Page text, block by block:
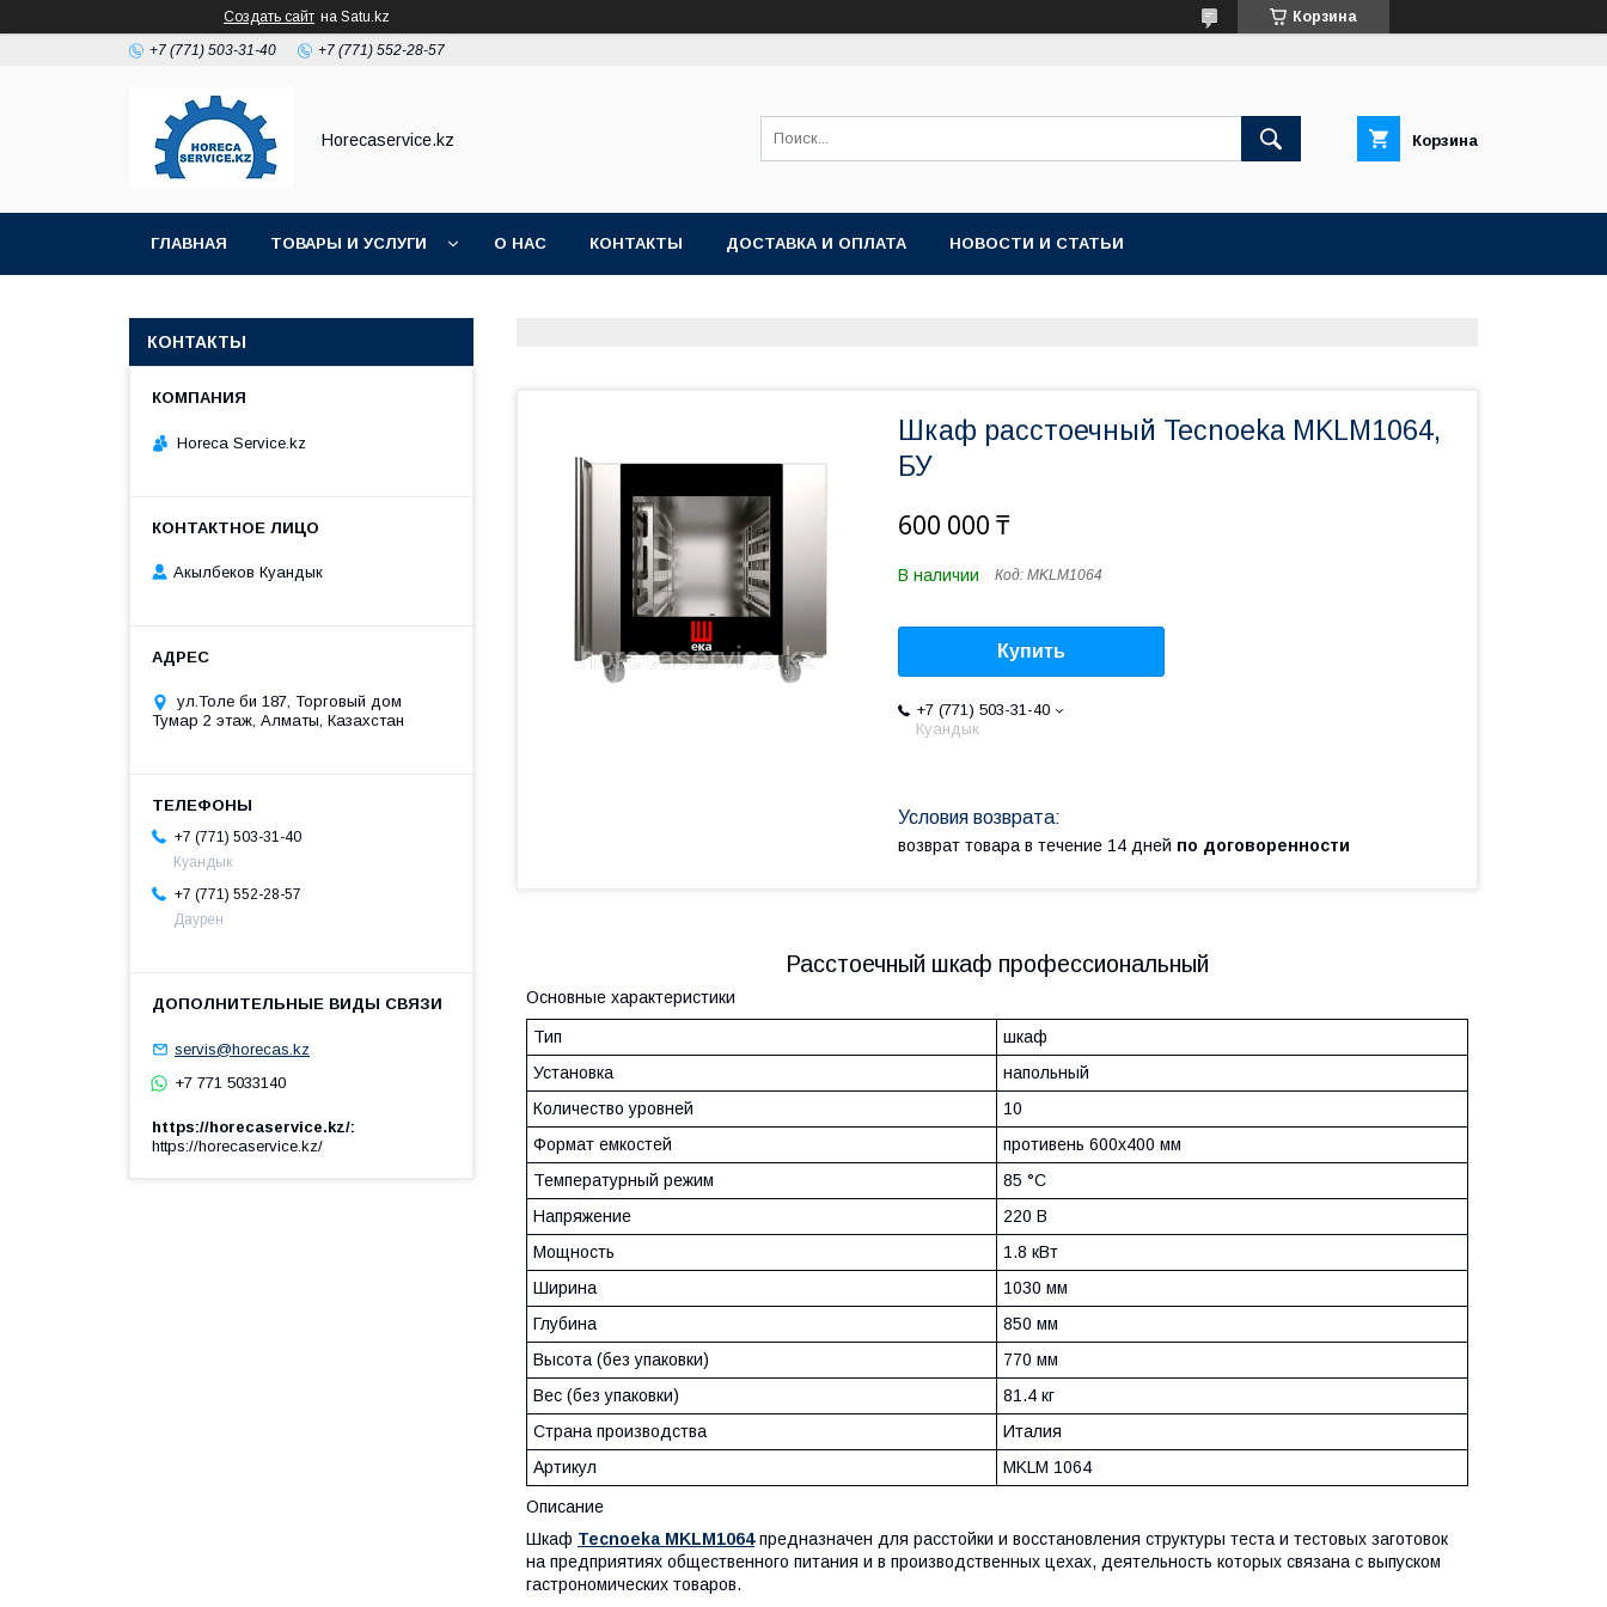
Создать сайт на Satu.kz Корзина
+7 (771) 503-31-40 +7 (771) 552-28-57
Horecaservice.kz Корзина
ГЛАВНАЯ ТОВАРЫ И УСЛУГИ О НАС КОНТАКТЫ ДОСТАВКА И ОПЛАТА НОВОСТИ И СТАТЬИ
Шкаф расстоечный Tecnoeka MKLM1064,
БУ
600 000 ₸
В наличии Код: MKLM1064
Купить
+7 (771) 503-31-40
Куандык
возврат товара в течение 14 дней по договоренности
Расстоечный шкаф профессиональный
Основные характеристики
Тип
шкаф
Установка
напольный
Количество уровней
10
Формат емкостей
противень 600х400 мм
Температурный режим
85 °С
Напряжение
220 В
Мощность
1.8 кВт
Ширина
1030 мм
Глубина
850 мм
Высота (без упаковки)
770 мм
Вес (без упаковки)
81.4 кг
Страна производства
Италия
Артикул
MKLM 1064
Описание
Шкаф Tecnoeka MKLM1064предназначен для расстойки и восстановления структуры теста и тестовых заготовок
на предприятиях общественного питания и в производственных цехах, деятельность которых связана с выпуском
гастрономических товаров.
КОНТАКТЫ
Horeca Service.kz
Акылбеков Куандык
ул.Толе би 187, Торговый дом
Тумар 2 этаж, Алматы, Казахстан
+7 (771) 503-31-40
Куандык
+7 (771) 552-28-57
Даурен
servis@horecas.kz
+7 771 5033140
https://horecaservice.kz/
https://horecaservice.kz/